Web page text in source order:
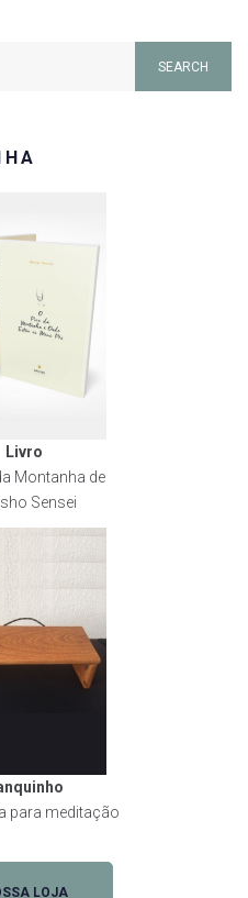
SEARCH
Livro
Montanha de
Sensei
para meditação
LOJA